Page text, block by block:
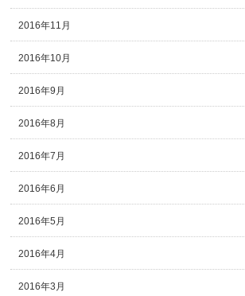
2016年11月
2016年10月
2016年9月
2016年8月
2016年7月
2016年6月
2016年5月
2016年4月
2016年3月